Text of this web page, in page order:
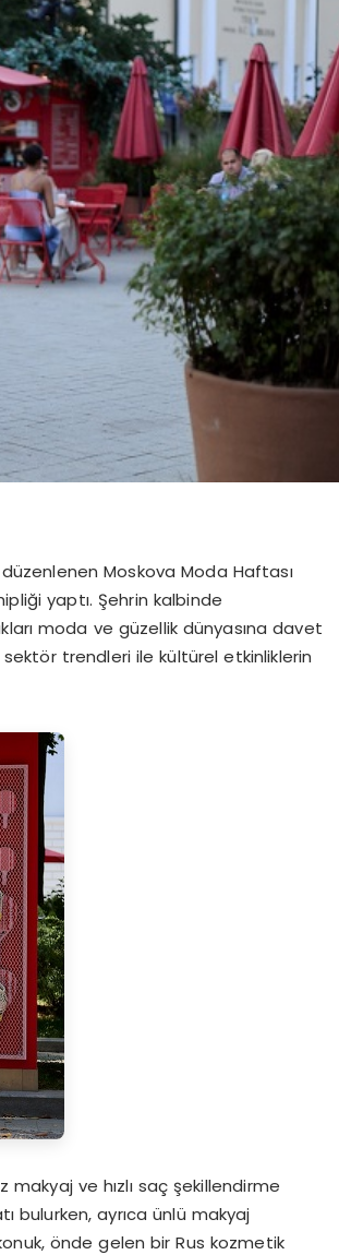
Moskova Moda Haftası
yaptı. Şehrin kalbinde
moda ve güzellik dünyasına davet
trendleri ile kültürel etkinliklerin
ve hızlı saç şekillendirme
bulurken, ayrıca ünlü makyaj
önde gelen bir Rus kozmetik